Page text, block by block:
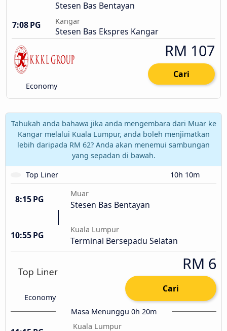
Stesen Bas Bentayan
7:08 PG
Kangar
Stesen Bas Ekspres Kangar
Economy
RM 107
Cari
Tahukah anda bahawa jika anda mengembara dari Muar ke
Kangar melalui Kuala Lumpur, anda boleh menjimatkan
lebih daripada RM 62? Anda akan menemui sambungan
yang sepadan di bawah.
Top Liner
10h 10m
8:15 PG
Muar
Stesen Bas Bentayan
10:55 PG
Kuala Lumpur
Terminal Bersepadu Selatan
Economy
RM 6
Cari
Masa Menunggu 0h 20m
Kuala Lumpur